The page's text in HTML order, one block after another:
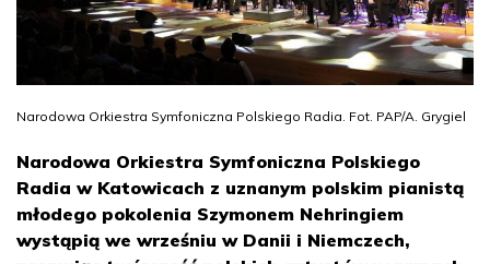
Narodowa Orkiestra Symfoniczna Polskiego Radia. Fot. PAP/A. Grygiel
Narodowa Orkiestra Symfoniczna Polskiego
Radia w Katowicach z uznanym polskim pianistą
młodego pokolenia Szymonem Nehringiem
wystąpią we wrześniu w Danii i Niemczech,